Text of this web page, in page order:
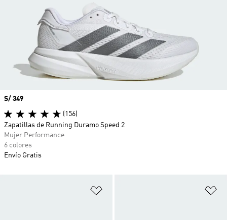
Precio
S/ 349
(156)
Zapatillas de Running Duramo Speed 2
Mujer Performance
6 colores
Envío Gratis